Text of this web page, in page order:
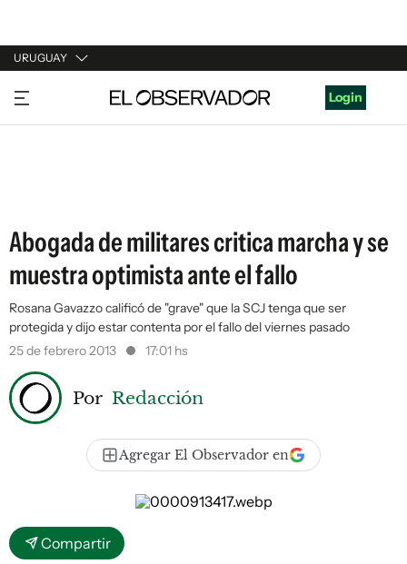
URUGUAY
URUGUAY
ARGENTINA
Login
Abogada de militares critica marcha y se
muestra optimista ante el fallo
Rosana Gavazzo calificó de "grave" que la SCJ tenga que ser
protegida y dijo estar contenta por el fallo del viernes pasado
25 de febrero 2013
17:01 hs
Por Redacción
Agregar El Observador en
Compartir